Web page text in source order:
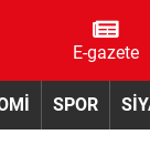
E-gazete
SPOR